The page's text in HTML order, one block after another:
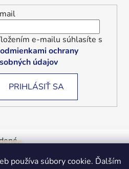
používa súbory cookie. Ďalším
e-mailu súhlasíte s
ochrany
údajov
PRIHLÁSIŤ SA